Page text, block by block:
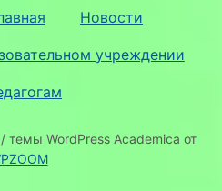
Новости
учреждении
темы WordPress Academica от